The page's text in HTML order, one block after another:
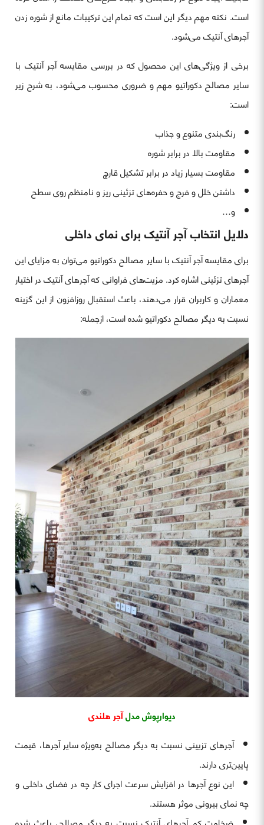
است. نکته مهم دیگر این است که تمام این ترکیبات مانع از شوره زدن
آجرهای آنتیک می‌شود.
برخی از ویژگی‌های این محصول که در بررسی مقایسه آجر آنتیک با
سایر مصالح دکوراتیو مهم و ضروری محسوب می‌شود، به شرح زیر
است:
رنگ‌بندی متنوع و جذاب
مقاومت بالا در برابر شوره
مقاومت بسیار زیاد در برابر تشکیل قارچ
داشتن خلل و فرج و حفره‌های تزئینی ریز و نامنظم روی سطح
و…
دلایل انتخاب آجر آنتیک برای نمای داخلی
برای مقایسه آجر آنتیک با سایر مصالح دکوراتیو می‌توان به مزایای این
آجرهای تزئینی اشاره کرد. مزیت‌های فراوانی که آجرهای آنتیک در اختیار
معماران و کاربران قرار می‌دهند، باعث استقبال روزافزون از این گزینه
نسبت به دیگر مصالح دکوراتیو شده است، ازجمله:
دیوارپوش مدلآجر هلندی
آجرهای تزیینی نسبت به دیگر مصالح به‌ویژه سایر آجرها، قیمت
پایین‌تری دارند.
این نوع آجرها در افزایش سرعت اجرای کار چه در فضای داخلی و
چه نمای بیرونی موثر هستند.